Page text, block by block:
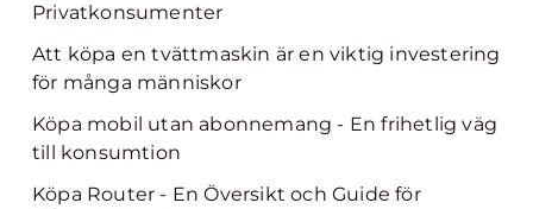
Privatkonsumenter
Att köpa en tvättmaskin är en viktig investering
för många människor
Köpa mobil utan abonnemang - En frihetlig väg
till konsumtion
Köpa Router - En Översikt och Guide för